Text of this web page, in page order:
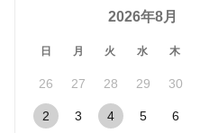
2026年8月
日 月 火 水 木
26 27 28 29 30
2 3 4 5 6